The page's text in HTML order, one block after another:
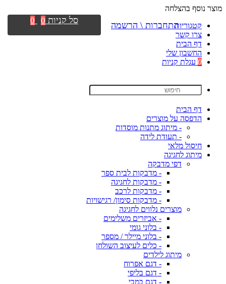
מוצר נוסף בהצלחה
קטגוריות
צרו קשר
דף הבית
החשבון שלי
0 עגלת קניות
דף הבית
הדפסה על מוצרים
- מיתוג מתנות מוסדות
- תעודת לידה
חיסול מלאי
מיתוג לחגיגה
דפי מדבקה
- מדבקות לבית ספר
- מדבקות לחגיגה
- מדבקות לרכב
- מדבקות סימון/ רגישויות
מוצרים נלווים לחגיגה
- אביזרים משלימים
- בלוני גומי
- בלוני מיילר / מספר
- כלים לעיצוב השולחן
מיתוג לילדים
- דגם אפרוח
- דגם בליפי
- דגם במבי
התחברות \ הרשמה סל קניות 0
0